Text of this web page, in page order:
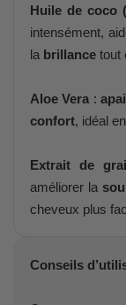
Huile de coco
intensément,
la brillance tout
Aloe Vera:
confort, idéal
Extrait de
améliorer la
cheveux plus
Conseils